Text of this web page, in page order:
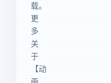
载。
更
多
关
于
【动